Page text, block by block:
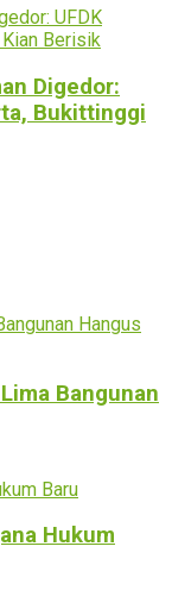
Digedor:
Bukittinggi
Bangunan
Hukum